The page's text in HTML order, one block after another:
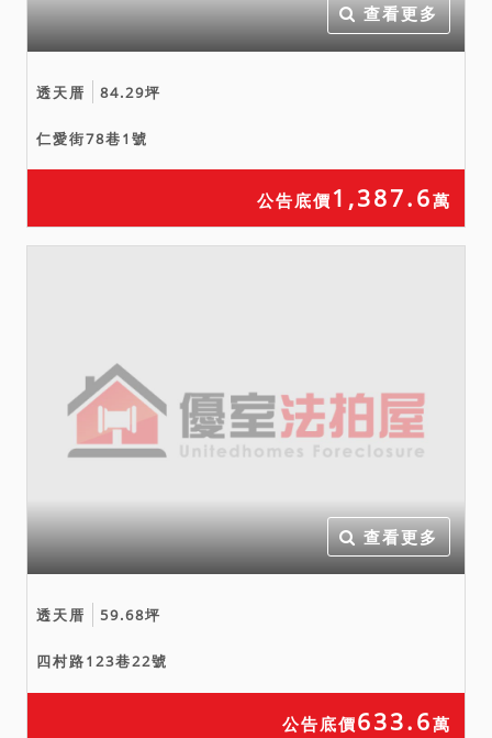
查看更多
透天厝 84.29坪
仁愛街78巷1號
公告底價 1,387.6萬
查看更多
透天厝 59.68坪
四村路123巷22號
公告底價633.6萬